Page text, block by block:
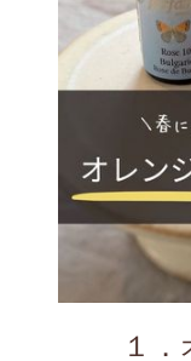
１